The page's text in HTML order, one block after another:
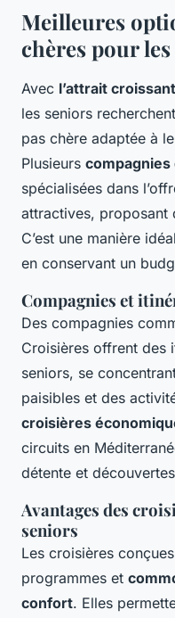
Meilleures
chères pour
Avec l’attrait
les seniors
pas chère adaptée à
Plusieurs
spécialisées dans
attractives, proposant
C’est une manière
en conservant un
Compagnies et
Des compagnies
Croisières offrent des
seniors, se
paisibles et des
croisières
circuits en
détente et
Avantages des
seniors
Les croisières
programmes et
confort. Elles